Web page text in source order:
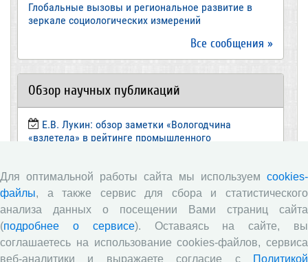
Глобальные вызовы и региональное развитие в
зеркале социологических измерений
Все сообщения »
Обзор научных публикаций
Е.В. Лукин: обзор заметки «Вологодчина
«взлетела» в рейтинге промышленного
Экспертное мнение А.И. Поваровой: обзор
статьи «Регионам хватит денег», газета «Известия»,
№88, 2018 г.
В.Н. Барсуков: обзор статьи «Повышение
пенсионного возраста: позитивные эффекты и
Для оптимальной работы сайта мы используем cookies-
файлы, а также сервис для сбора и статистического
анализа данных о посещении Вами страниц сайта
(подробнее о сервисе). Оставаясь на сайте, вы
соглашаетесь на использование cookies-файлов, сервиса
веб-аналитики и выражаете согласие с
Политикой